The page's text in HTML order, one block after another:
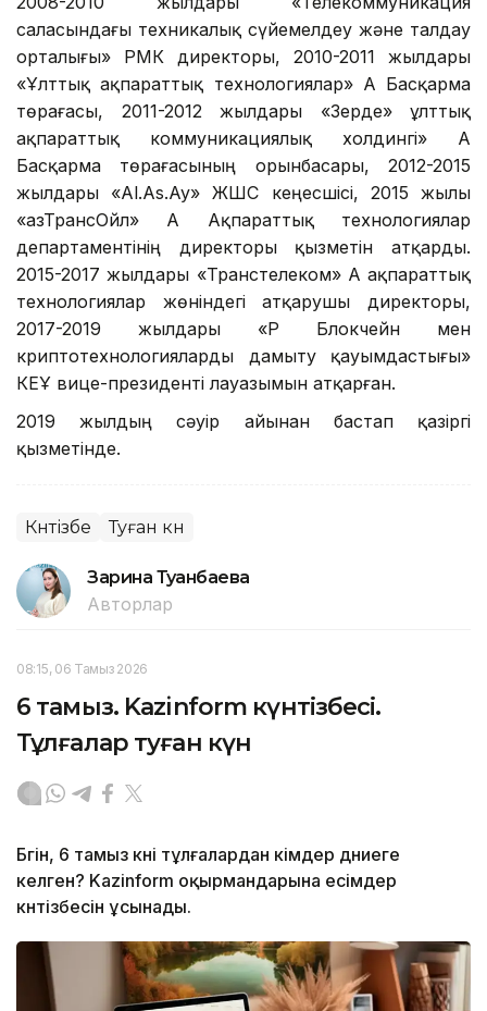
саласындағы техникалық сүйемелдеу және талдау
орталығы» РМК директоры, 2010-2011 жылдары
«Ұлттық ақпараттық технологиялар» АҚ Басқарма
төрағасы, 2011-2012 жылдары «Зерде» ұлттық
ақпараттық коммуникациялық холдингі» АҚ
Басқарма төрағасының орынбасары, 2012-2015
жылдары «Al.As.Ay» ЖШС кеңесшісі, 2015 жылы
«ҚазТрансОйл» АҚ Ақпараттық технологиялар
департаментінің директоры қызметін атқарды.
2015-2017 жылдары «Транстелеком» АҚ ақпараттық
технологиялар жөніндегі атқарушы директоры,
2017-2019 жылдары «ҚР Блокчейн мен
криптотехнологияларды дамыту қауымдастығы»
КЕҰ вице-президенті лауазымын атқарған.
2019 жылдың сәуір айынан бастап қазіргі
қызметінде.
Күнтізбе Туған күн
Зарина Туғанбаева
Авторлар
08:15, 06 Тамыз 2026
6 тамыз. Kazinform күнтізбесі.
Тұлғалар туған күн
Бүгін, 6 тамыз күні тұлғалардан кімдер дүниеге
келген? Kazinform оқырмандарына есімдер
күнтізбесін ұсынады.